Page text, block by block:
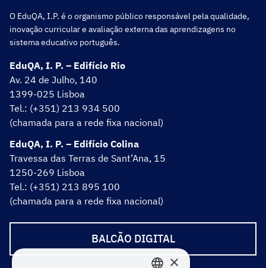
O EduQA, I.P. é o organismo público responsável pela qualidade,
inovação curricular e avaliação externa das aprendizagens no
sistema educativo português.
EduQA, I. P. – Edifício Rio
Av. 24 de Julho, 140
1399-025 Lisboa
Tel.: (+351) 213 934 500
(chamada para a rede fixa nacional)
EduQA, I. P. – Edifício Colina
Travessa das Terras de Sant’Ana, 15
1250-269 Lisboa
Tel.: (+351) 213 895 100
(chamada para a rede fixa nacional)
BALCÃO DIGITAL
×